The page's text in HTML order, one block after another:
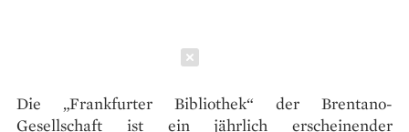
Die „Frankfurter Bibliothek“ der Brentano-
Gesellschaft ist ein jährlich erscheinender